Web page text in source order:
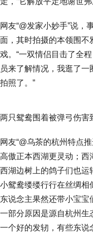
网友“@发家小妙手”说，
面，其时拍摄的本领围不
戏。“一双情侣目击了全
员来了解情况，我逛了
拍照了。”
两只鸳鸯围着被弹弓伤害
网友“@乌茶的杭州特点
高傲正本西湖更灵动；西
西湖边树上的鸽子们也运
小鸳鸯缕缕行行在丝绸相
东说念主果然还带小宝宝
一部分原因是源自杭州生
一个好的发轫，有些东说